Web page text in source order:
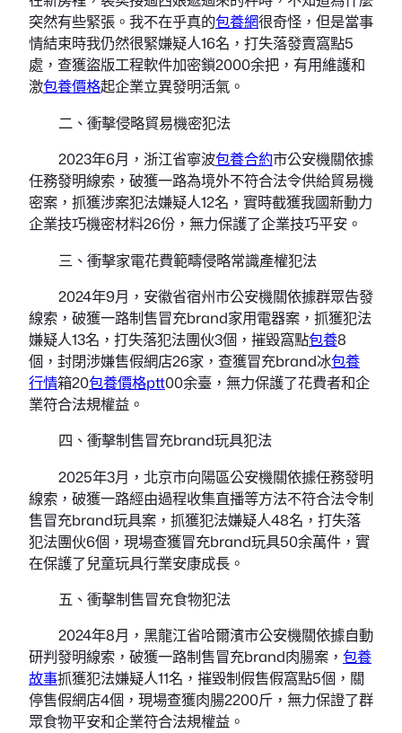
突然有些緊張。我不在乎真的包養網很奇怪，但是當事
情結束時我仍然很緊嫌疑人16名，打失落發賣窩點5
處，查獲盜版工程軟件加密鎖2000余把，有用維護和
激包養價格起企業立異發明活氣。
二、衝擊侵略貿易機密犯法
2023年6月，浙江省寧波包養合約市公安機關依據
任務發明線索，破獲一路為境外不符合法令供給貿易機
密案，抓獲涉案犯法嫌疑人12名，實時截獲我國新動力
企業技巧機密材料26份，無力保護了企業技巧平安。
三、衝擊家電花費範疇侵略常識產權犯法
2024年9月，安徽省宿州市公安機關依據群眾告發
線索，破獲一路制售冒充brand家用電器案，抓獲犯法
嫌疑人13名，打失落犯法團伙3個，摧毀窩點包養8
個，封閉涉嫌售假網店26家，查獲冒充brand冰包養
行情箱20包養價格ptt00余臺，無力保護了花費者和企
業符合法規權益。
四、衝擊制售冒充brand玩具犯法
2025年3月，北京市向陽區公安機關依據任務發明
線索，破獲一路經由過程收集直播等方法不符合法令制
售冒充brand玩具案，抓獲犯法嫌疑人48名，打失落
犯法團伙6個，現場查獲冒充brand玩具50余萬件，實
在保護了兒童玩具行業安康成長。
五、衝擊制售冒充食物犯法
2024年8月，黑龍江省哈爾濱市公安機關依據自動
研判發明線索，破獲一路制售冒充brand肉腸案， 包養
故事抓獲犯法嫌疑人11名，摧毀制假售假窩點5個，關
停售假網店4個，現場查獲肉腸2200斤，無力保證了群
眾食物平安和企業符合法規權益。